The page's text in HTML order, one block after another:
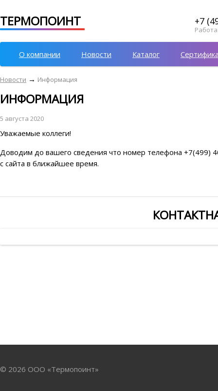
ТЕРМОПОИНТ +7
О компании Новости Каталог
Новости → Информация
ИНФОРМАЦИЯ
5 августа 2020
Уважаемые коллеги!
Доводим до вашего сведения что номер телефона +7(499)
с сайта в ближайшее время.
© 2026 ООО «Термопоинт»